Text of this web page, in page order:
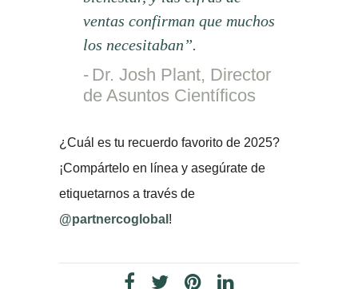
ventas confirman que muchos
los necesitaban”.
Dr. Josh Plant, Director
de Asuntos Científicos
¿Cuál es tu recuerdo favorito de 2025?
¡Compártelo en línea y asegúrate de
etiquetarnos a través de
@partnercoglobal !